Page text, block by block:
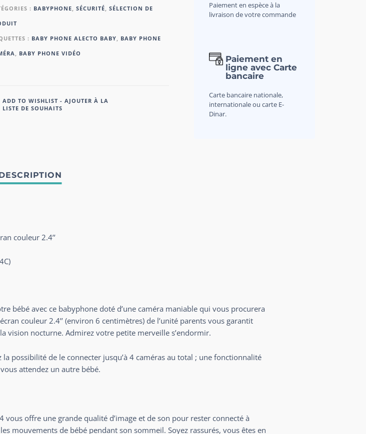
: BABYPHONE, SÉCURITÉ, SÉLECTION DE
: BABY PHONE ALECTO BABY, BABY PHONE
, BABY PHONE VIDÉO
ADD TO WISHLIST - AJOUTER À LA
LISTE DE SOUHAITS
Paiement en espèce à la
livraison de votre commande
Paiement en
ligne avec Carte
bancaire
Carte bancaire nationale,
internationale ou carte E-
Dinar.
couleur 2.4’’
bébé avec ce babyphone doté d’une caméra maniable qui vous procurera
couleur 2.4’’ (environ 6 centimètres) de l’unité parents vous garantit
vision nocturne. Admirez votre petite merveille s’endormir.
possibilité de le connecter jusqu’à 4 caméras au total ; une fonctionnalité
attendez un autre bébé.
offre une grande qualité d’image et de son pour rester connecté à
mouvements de bébé pendant son sommeil. Soyez rassurés, vous êtes en